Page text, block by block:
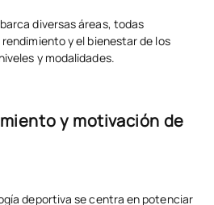
diversas áreas, todas
y el bienestar de los
y modalidades.
y motivación de
deportiva se centra en potenciar